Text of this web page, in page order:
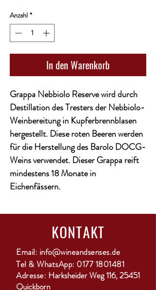
pro
1
Liter
Anzahl *
In den Warenkorb
Grappa Nebbiolo Reserve wird durch
Destillation des Tresters der Nebbiolo-
Weinbereitung in Kupferbrennblasen
hergestellt. Diese roten Beeren werden
für die Herstellung des Barolo DOCG-
Weins verwendet. Dieser Grappa reift
mindestens 18 Monate in
Eichenfässern.
KONTAKT
Email: info@wineandsenses.de
Tel & WhatsApp: 0177 1801481
Adresse: Harksheider Weg 116, 25451
Quickborn